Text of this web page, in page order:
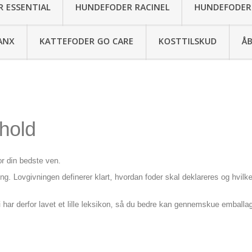
ESSENTIAL HUNDEFODER RACINEL
KATTEFODER GO CARE KOSTTILSKUD
din bedste ven.
Lovgivningen definerer klart, hvordan foder skal deklareres og
derfor lavet et lille leksikon, så du bedre kan gennemskue